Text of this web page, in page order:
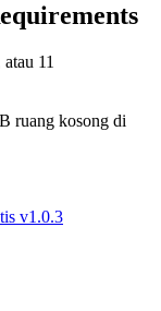
11
ruang kosong di
v1.0.3